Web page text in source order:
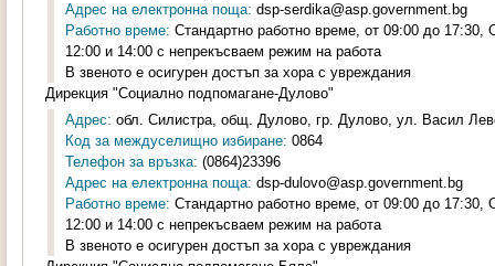
Адрес на електронна поща: dsp-serdika@asp.government.bg
Работно време: Стандартно работно време, от 09:00 до
12:00 и 14:00 с непрекъсваем режим на работа
В звеното е осигурен достъп за хора с увреждания
Дирекция "Социално подпомагане-Дулово"
Адрес: обл. Силистра, общ. Дулово, гр. Дулово, ул. Васил
Код за междуселищно избиране: 0864
Телефон за връзка: (0864)23396
Адрес на електронна поща: dsp-dulovo@asp.government.bg
Работно време: Стандартно работно време, от 09:00 до
12:00 и 14:00 с непрекъсваем режим на работа
В звеното е осигурен достъп за хора с увреждания